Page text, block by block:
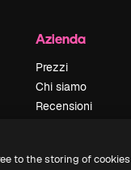
Azienda
Prezzi
Chi siamo
Recensioni
Blog
to the storing of